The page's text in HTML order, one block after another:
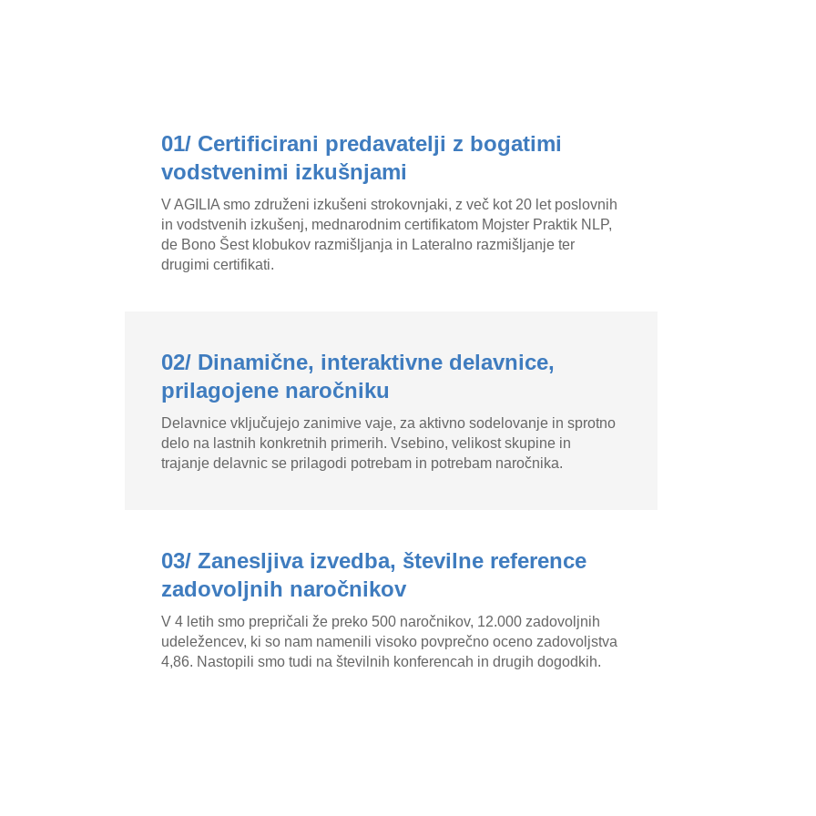
01/ Certificirani predavatelji z bogatimi
vodstvenimi izkušnjami
V AGILIA smo združeni izkušeni strokovnjaki, z več kot 20 let poslovnih
in vodstvenih izkušenj, mednarodnim certifikatom Mojster Praktik NLP,
de Bono Šest klobukov razmišljanja in Lateralno razmišljanje ter
drugimi certifikati.
02/ Dinamične, interaktivne delavnice,
prilagojene naročniku
Delavnice vključujejo zanimive vaje, za aktivno sodelovanje in sprotno
delo na lastnih konkretnih primerih. Vsebino, velikost skupine in
trajanje delavnic se prilagodi potrebam in potrebam naročnika.
03/ Zanesljiva izvedba, številne reference
zadovoljnih naročnikov
V 4 letih smo prepričali že preko 500 naročnikov, 12.000 zadovoljnih
udeležencev, ki so nam namenili visoko povprečno oceno zadovoljstva
4,86. Nastopili smo tudi na številnih konferencah in drugih dogodkih.